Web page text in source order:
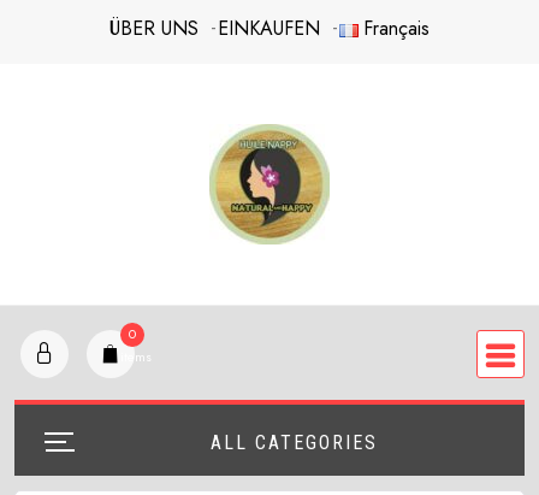
ÜBER UNS EINKAUFEN Français
ALL CATEGORIES
0
items